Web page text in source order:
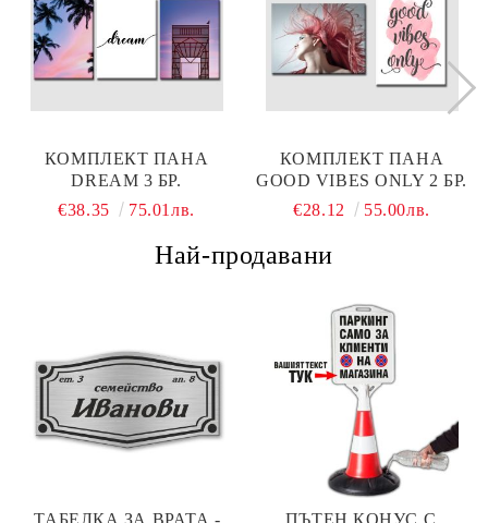
КОМПЛЕКТ ПАНА
DREAM 3 БР.
€38.35
75.01лв.
КОМПЛЕКТ ПАНА
GOOD VIBES ONLY 2 БР.
€28.12
55.00лв.
Най-продавани
ТАБЕЛКА ЗА ВРАТА - ПЪТЕН КОНУС С